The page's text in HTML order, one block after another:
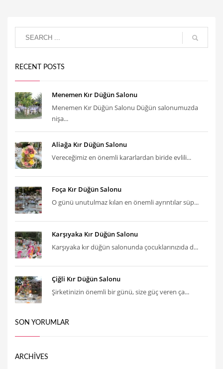
RECENT POSTS
Menemen Kır Düğün Salonu
Menemen Kır Düğün Salonu Düğün salonumuzda
nişa...
Aliağa Kır Düğün Salonu
Vereceğimiz en önemli kararlardan biride evlili...
Foça Kır Düğün Salonu
O günü unutulmaz kılan en önemli ayrıntılar süp...
Karşıyaka Kır Düğün Salonu
Karşıyaka kır düğün salonunda çocuklarınızıda d...
Çiğli Kır Düğün Salonu
Şirketinizin önemli bir günü, size güç veren ça...
SON YORUMLAR
ARCHIVES